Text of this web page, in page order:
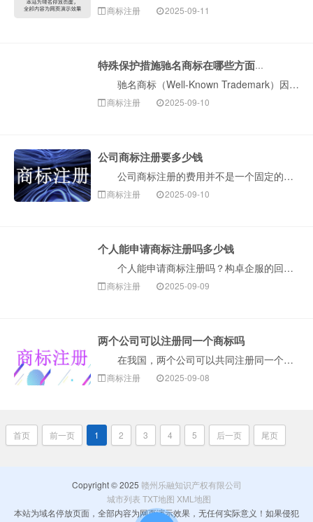
商标注册 2025-09-11
特殊保护措施驰名商标在哪些方面突显
驰名商标（Well-Known Trademark）因其具有极高的知名度和商业价值，法律赋予了其远强于普通注册商标的特殊（扩大）保护。这是一个非常···
商标注册 2025-09-10
公司商标注册要多少钱
公司商标注册的费用并不是一个固定的数字，它会根据您选择的注册方式、注册的类别数量以及遇到的实际情况而有所不同。总的来说，费用主要由两部分构成：1.···
商标注册 2025-09-10
个人能申请商标注册吗多少钱
个人能申请商标注册吗？构卓企服的回答：当然可以！个人（自然人）是可以申请商标注册的。只要你是我国大陆的公民，并且有真实、有效的经营活动（比如是个体···
商标注册 2025-09-09
两个公司可以注册同一个商标吗
在我国，两个公司可以共同注册同一个商标。根据我国商标法第五条规定：“两个以上的自然人、法人或者其他组织可以共同向商标局申请注册同一商标，共同享有和···
商标注册 2025-09-08
首页 前一页 1 2 3 4 5 后一页 尾页
Copyright © 2025 赣州乐融知识产权有限公司
城市列表 TXT地图 XML地图
本站为域名停放页面，全部内容为网页演示效果，无任何实际意义！如果侵犯